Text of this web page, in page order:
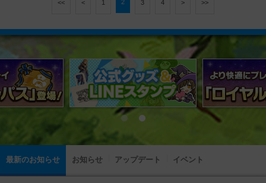
<< < 1 3 4 > >>
最新のお知らせ お知らせ アップデート イベント